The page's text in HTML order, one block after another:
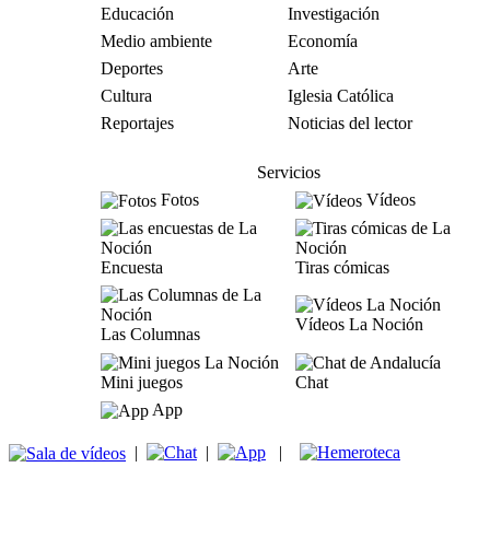
Educación
Investigación
Medio ambiente
Economía
Deportes
Arte
Cultura
Iglesia Católica
Reportajes
Noticias del lector
Servicios
Fotos
Vídeos
Encuesta Tiras cómicas
Las Columnas
Vídeos La Noción
Mini juegos
Chat
App
| | |